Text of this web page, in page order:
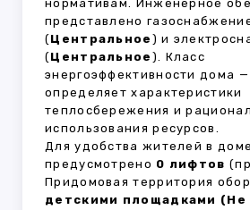
нормативам. Инженерное
представлено
(Центральное ) и
(Центральное ). Класс
энергоэффективности дома —
определяет характеристики
теплосбережения и
использования ресурсов.
Для удобства жителей в доме
предусмотрено 0 лифтов
Придомовая территория
детскими площадками (Не